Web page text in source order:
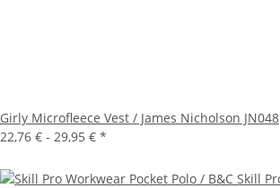
Girly Microfleece Vest / James Nicholson JN048
22,76 € - 29,95 € *